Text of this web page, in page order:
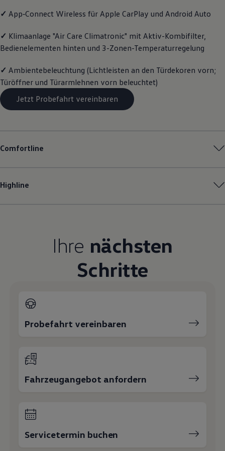
Räder und Reifen
Economy Service
Volkswagen Teile
Zubehör
Schutz und Pflege
Transport
Entertainment und Elektronik
Individualisieren
Wallbox und Ladekabel
Lifestyle
Transport
Familie
Elektromobilität
Volkswagen R
✓ App‑Connect Wireless für Apple CarPlay und Android Auto
✓ Klimaanlage "Air Care Climatronic" mit Aktiv-Kombifilter,
Bedienelementen hinten und 3-Zonen-Temperaturregelung
✓ Ambientebeleuchtung (Lichtleisten an den Türdekoren vorn;
Türöffner und Türarmlehnen vorn beleuchtet)
Jetzt Probefahrt vereinbaren
Comfortline
Highline
Ihre nächsten
Schritte
Probefahrt vereinbaren
Fahrzeugangebot anfordern
Servicetermin buchen